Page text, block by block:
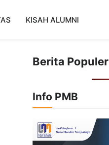
KISAH ALUMNI
Berita Populer
Info PMB